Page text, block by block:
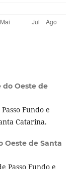
do Oeste de
Fundo e
Catarina.
Oeste de Santa
Passo Fundo e